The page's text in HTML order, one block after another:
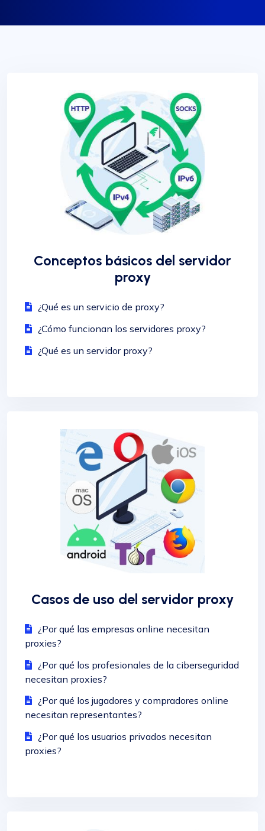
Conceptos básicos del servidor
proxy
¿Qué es un servicio de proxy?
¿Cómo funcionan los servidores proxy?
¿Qué es un servidor proxy?
Casos de uso del servidor proxy
¿Por qué las empresas online necesitan
proxies?
¿Por qué los profesionales de la ciberseguridad
necesitan proxies?
¿Por qué los jugadores y compradores online
necesitan representantes?
¿Por qué los usuarios privados necesitan
proxies?